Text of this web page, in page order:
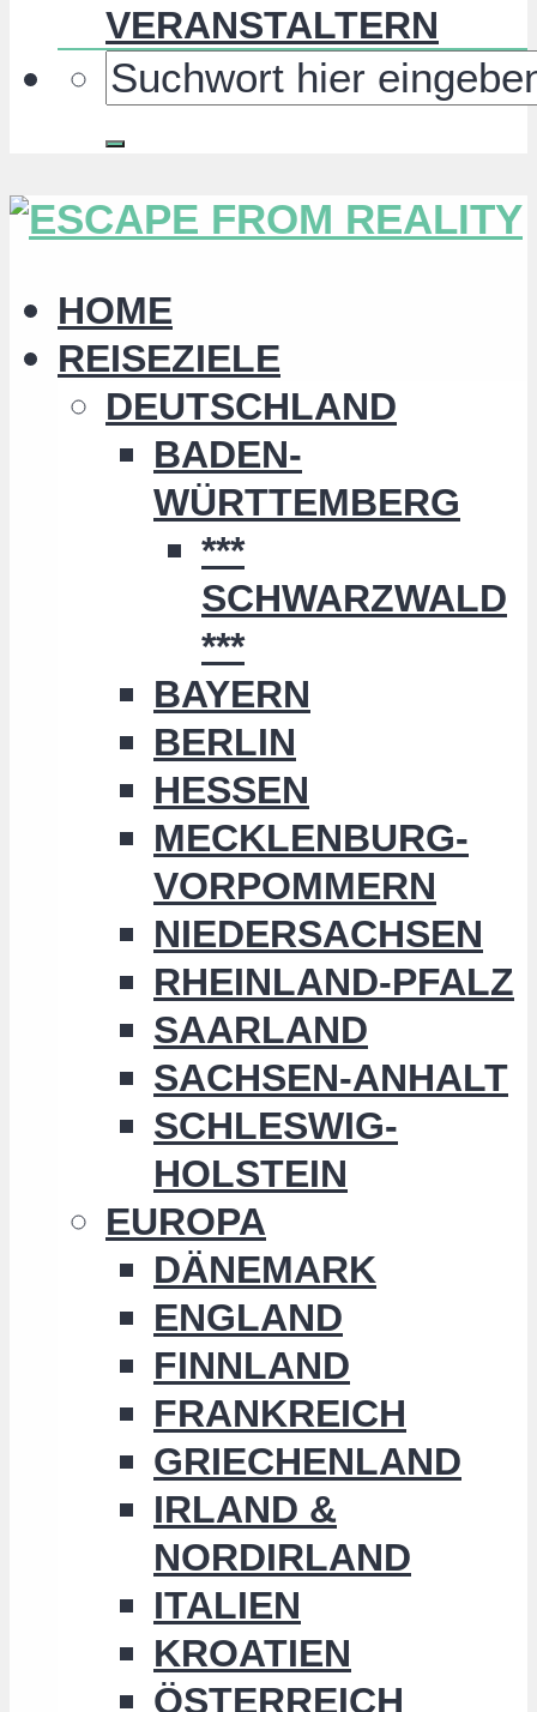
VERANSTALTERN
HOME
REISEZIELE
DEUTSCHLAND
BADEN-
WÜRTTEMBERG
***
SCHWARZWALD
***
BAYERN
BERLIN
HESSEN
MECKLENBURG-
VORPOMMERN
NIEDERSACHSEN
RHEINLAND-PFALZ
SAARLAND
SACHSEN-ANHALT
SCHLESWIG-
HOLSTEIN
EUROPA
DÄNEMARK
ENGLAND
FINNLAND
FRANKREICH
GRIECHENLAND
IRLAND &
NORDIRLAND
ITALIEN
KROATIEN
ÖSTERREICH